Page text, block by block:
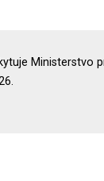
Ministerstvo